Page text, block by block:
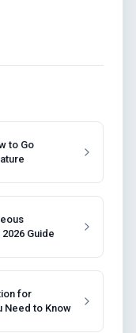
to Go
Guide
for
Need to Know